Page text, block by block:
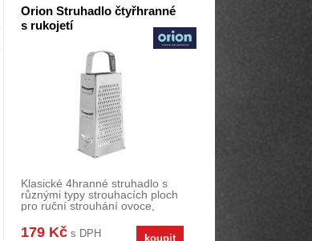
Orion Struhadlo čtyřhranné
s rukojetí
Klasické 4hranné struhadlo s
různými typy strouhacích ploch
pro ruční strouhání ovoce,
179 Kč s DPH koupit